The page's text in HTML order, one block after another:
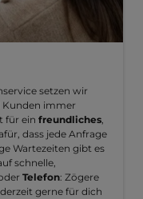
setzen wir
Kunden immer
für ein freundliches,
dass jede Anfrage
Wartezeiten gibt es
schnelle,
Telefon: Zögere
gerne für dich